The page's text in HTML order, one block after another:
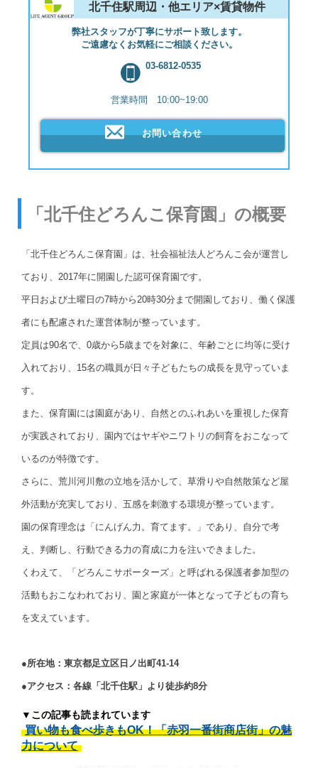
北千住駅周辺・他エリア×賃貸物件
弊社スタッフが丁寧にサポート致します。
ご遠慮なくお気軽にご相談ください。
03-6812-0535
営業時間 10:00~19:00
お問い合わせ
「北千住どろんこ保育園」の概要
「北千住どろんこ保育園」は、社会福祉法人どろんこ会が運営し
ており、2017年に開園した認可保育園です。
平日および土曜日の7時から20時30分まで開園しており、働く保護
者にも配慮された運営体制が整っています。
定員は90名で、0歳から5歳までを対象に、年齢ごとに均等に受け
入れており、15名の職員が日々子どもたちの成長を見守っていま
す。
また、保育園には園庭があり、自然とのふれあいを重視した保育
が実践されており、園内ではヤギやニワトリの飼育をおこなって
いるのが特徴です。
さらに、荒川河川敷の立地を活かして、草滑りや自然散策など屋
外活動が充実しており、五感を刺激する環境が整っています。
園の保育理念は「にんげん力。育てます。」であり、自分で考
え、判断し、行動できる力の育成に力を注いできました。
くわえて、「どろんこサポーターズ」と呼ばれる保護者参加型の
活動もおこなわれており、園と家庭が一体となって子どもの育ち
を支えています。
●所在地：東京都足立区日ノ出町41-14
●アクセス：各線「北千住駅」より徒歩約8分
▼この記事も読まれています
買い物も食べ歩きもOK！「赤羽一番街商店街」の魅
力について